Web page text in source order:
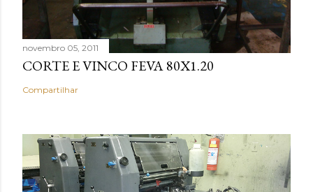
novembro 05, 2011
CORTE E VINCO FEVA 80X1.20
Compartilhar